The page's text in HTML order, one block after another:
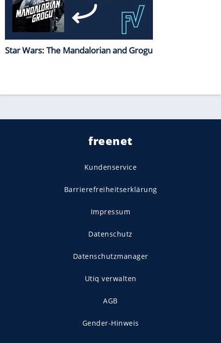
Star Wars: The Mandalorian and Grogu
freenet
Kundenservice
Barrierefreiheitserklärung
Impressum
Datenschutz
Datenschutzmanager
Utiq verwalten
AGB
Gender-Hinweis